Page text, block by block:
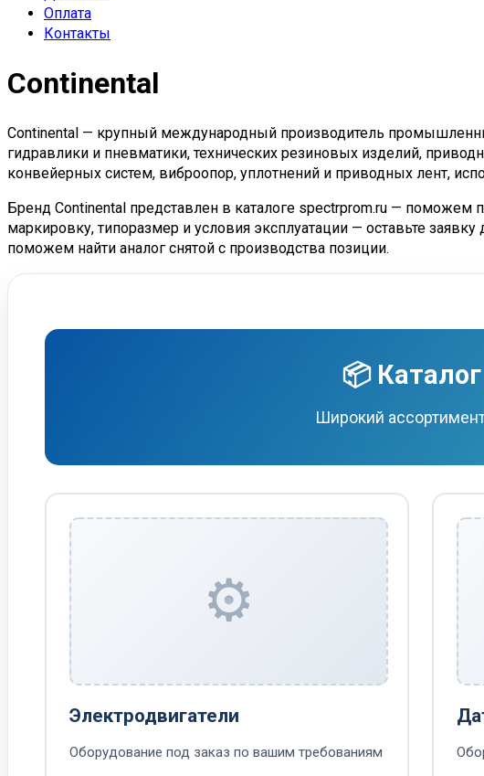
Оплата
Контакты
Continental
Continental — крупный международный производитель
гидравлики и пневматики, технических резиновых изделий,
конвейерных систем, виброопор, уплотнений и приводных лент,
Бренд Continental представлен в каталоге spectrprom.ru — поможем
маркировку, типоразмер и условия эксплуатации — оставьте
поможем найти аналог снятой с производства позиции.
📦
Широкий
⚙️
Электродвигатели
Оборудование под заказ по вашим требованиям